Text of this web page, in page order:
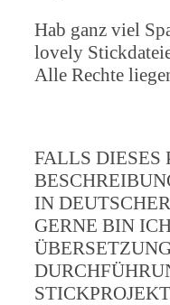
Hab ganz viel
lovely
Alle Rechte
FALLS DIESES
IN
GERNE BIN